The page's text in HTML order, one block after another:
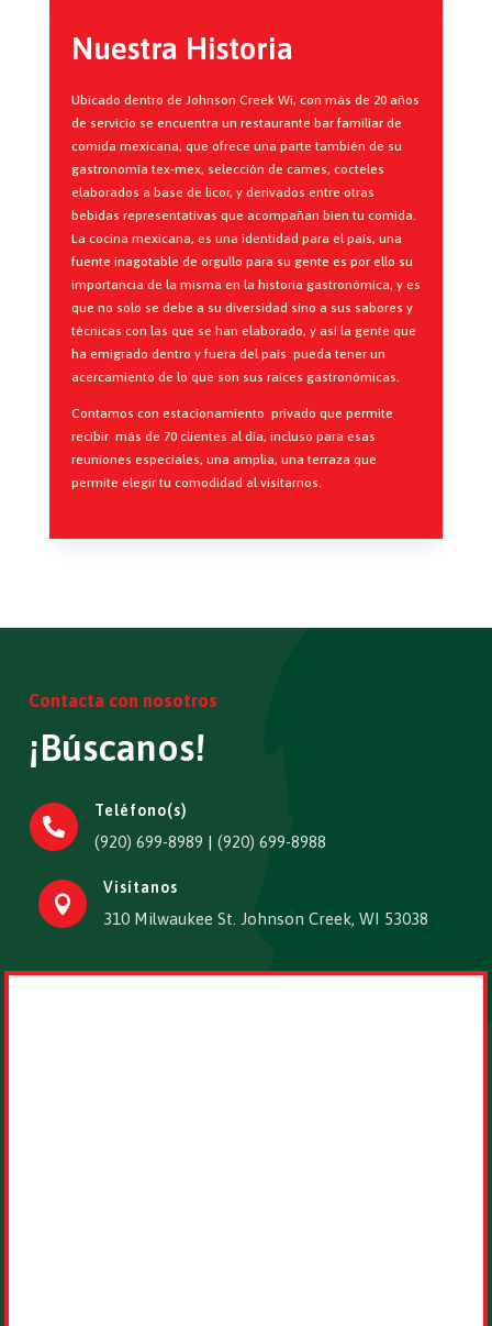
Nuestra Historia
Ubicado dentro de Johnson Creek Wi, con más de 20 años
de servicio se encuentra un restaurante bar familiar de
comida mexicana, que ofrece una parte también de su
gastronomía tex-mex, selección de carnes, cocteles
elaborados a base de licor, y derivados entre otras
bebidas representativas que acompañan bien tu comida.
La cocina mexicana, es una identidad para el país, una
fuente inagotable de orgullo para su gente es por ello su
importancia de la misma en la historia gastronómica, y es
que no solo se debe a su diversidad sino a sus sabores y
técnicas con las que se han elaborado, y así la gente que
ha emigrado dentro y fuera del país pueda tener un
acercamiento de lo que son sus raíces gastronómicas.
Contamos con estacionamiento privado que permite
recibir más de 70 clientes al día, incluso para esas
reuniones especiales, una amplia, una terraza que
permite elegir tu comodidad al visitarnos.
Contacta con nosotros
¡Búscanos!

Teléfono(s)
(920) 699-8989 | (920) 699-8988

Visítanos
310 Milwaukee St. Johnson Creek, WI 53038